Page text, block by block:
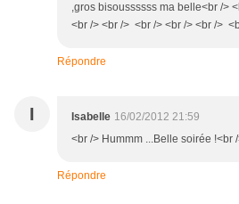
,gros bisoussssss ma belle<br />
<br /> <br /> <br /> <br /> <br />
Répondre
I Isabelle 16/02/2012 21:59
<br /> Hummm ...Belle soirée !<br
Répondre